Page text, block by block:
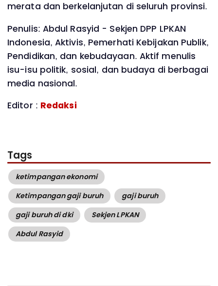
merata dan berkelanjutan di seluruh provinsi.
Penulis: Abdul Rasyid - Sekjen DPP LPKAN
Indonesia, Aktivis, Pemerhati Kebijakan Publik,
Pendidikan, dan kebudayaan. Aktif menulis
isu-isu politik, sosial, dan budaya di berbagai
media nasional.
Editor : Redaksi
Tags
ketimpangan ekonomi
Ketimpangan gaji buruh
gaji buruh
gaji buruh di dki
Sekjen LPKAN
Abdul Rasyid